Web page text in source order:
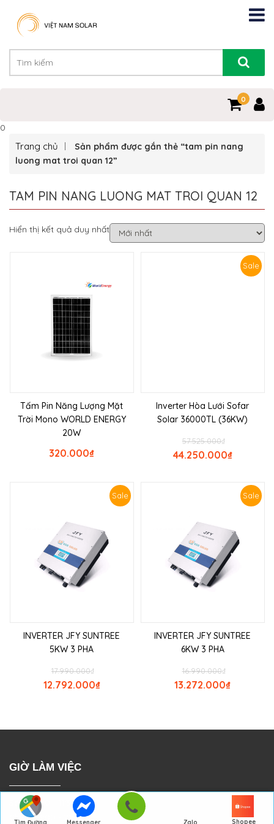
0
Shopee
0
Trang chủ
Sản phẩm được gắn thẻ “tam pin nang
luong mat troi quan 12”
TAM PIN NANG LUONG MAT TROI QUAN 12
Hiển thị kết quả duy nhất
Tấm Pin Năng Lượng Mặt
Trời Mono WORLD ENERGY
20W
₫
320.000
Sale
Inverter Hòa Lưới Sofar
Solar 36000TL (36KW)
₫
57.525.000
₫
44.250.000
Sale
INVERTER JFY SUNTREE
5KW 3 PHA
₫
17.990.000
₫
12.792.000
Sale
INVERTER JFY SUNTREE
6KW 3 PHA
₫
16.990.000
₫
13.272.000
GIỜ LÀM VIỆC
Sáng: 7:30 - 11:30
Chiều: 13:00 - 21:30